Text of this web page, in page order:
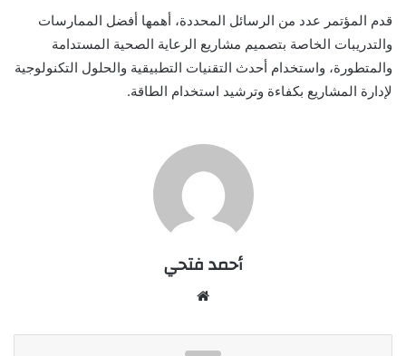
قدم المؤتمر عدد من الرسائل المحددة، أهمها أفضل الممارسات
والتدريبات الخاصة بتصميم مشاريع الرعاية الصحية المستدامة
والمتطورة، واستخدام أحدث التقنيات التطبيقية والحلول التكنولوجية
لإدارة المشاريع بكفاءة وترشيد استخدام الطاقة.
أحمد فتحي